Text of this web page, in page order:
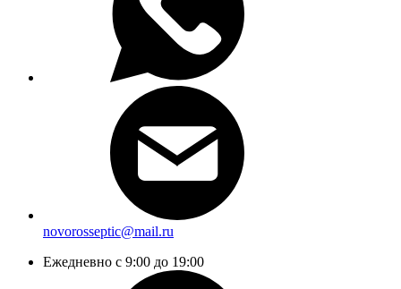
novorosseptic@mail.ru
Ежедневно с 9:00 до 19:00